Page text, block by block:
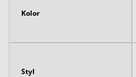
Kolor
Styl